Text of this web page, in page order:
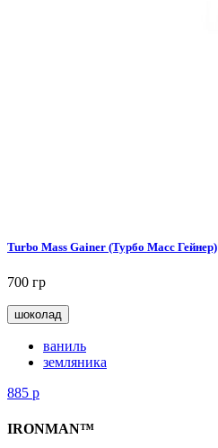
Turbo Mass Gainer (Турбо Масс Гейнер)
700 гр
шоколад
ваниль
земляника
885 р
IRONMAN™